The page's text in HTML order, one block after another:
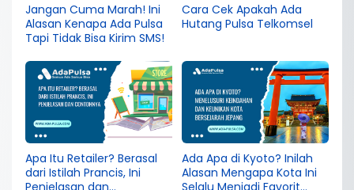
Jangan Cuma Marah! Ini
Alasan Kenapa Ada Pulsa
Tapi Tidak Bisa Kirim SMS!
Cara Cek Apakah Ada
Hutang Pulsa Telkomsel
Apa Itu Retailer? Berasal
dari Istilah Prancis, Ini
Ada Apa di Kyoto? Inilah
Alasan Mengapa Kota Ini